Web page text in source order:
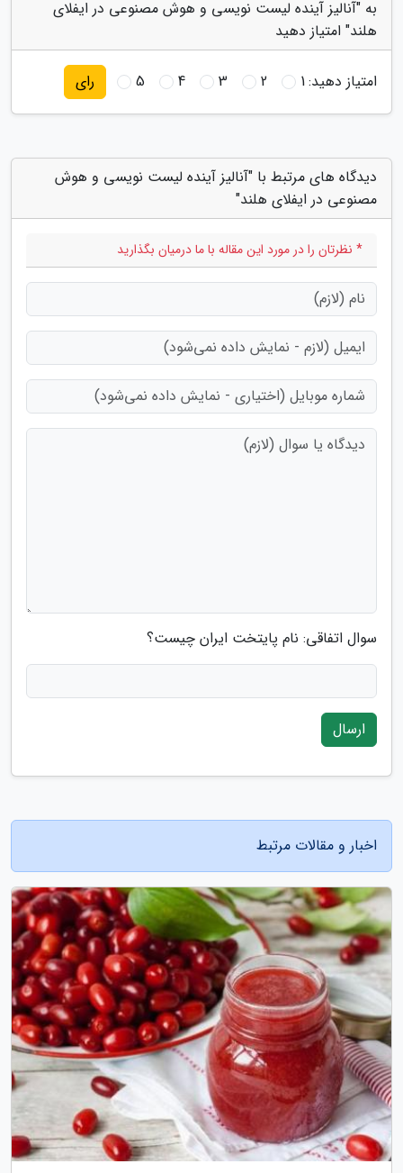
به "آنالیز آینده لیست نویسی و هوش مصنوعی در ایفلای
هلند" امتیاز دهید
امتیاز دهید:1
2
3
4
5 رای
دیدگاه های مرتبط با "آنالیز آینده لیست نویسی و هوش
مصنوعی در ایفلای هلند"
* نظرتان را در مورد این مقاله با ما درمیان بگذارید
سوال اتفاقی: نام پایتخت ایران چیست؟
ارسال
اخبار و مقالات مرتبط